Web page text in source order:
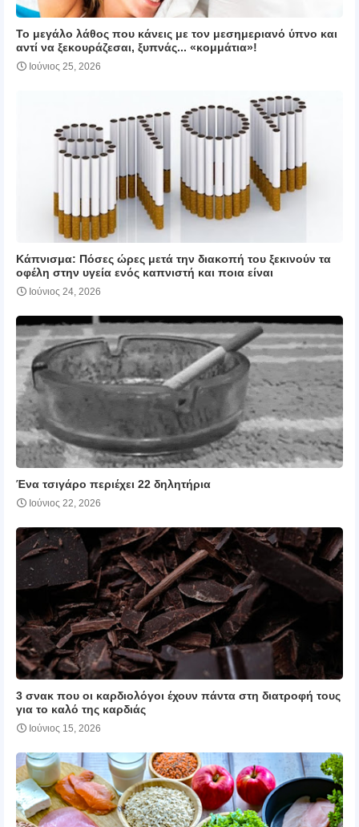
Το μεγάλο λάθος που κάνεις με τον μεσημεριανό ύπνο και
αντί να ξεκουράζεσαι, ξυπνάς... «κομμάτια»!
Ιούνιος 25, 2026
Κάπνισμα: Πόσες ώρες μετά την διακοπή του ξεκινούν τα
οφέλη στην υγεία ενός καπνιστή και ποια είναι
Ιούνιος 24, 2026
Ένα τσιγάρο περιέχει 22 δηλητήρια
Ιούνιος 22, 2026
3 σνακ που οι καρδιολόγοι έχουν πάντα στη διατροφή τους
για το καλό της καρδιάς
Ιούνιος 15, 2026